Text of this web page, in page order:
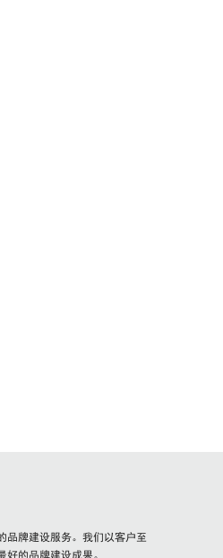
品牌建设服务。我们以客户至
好的品牌建设成果。